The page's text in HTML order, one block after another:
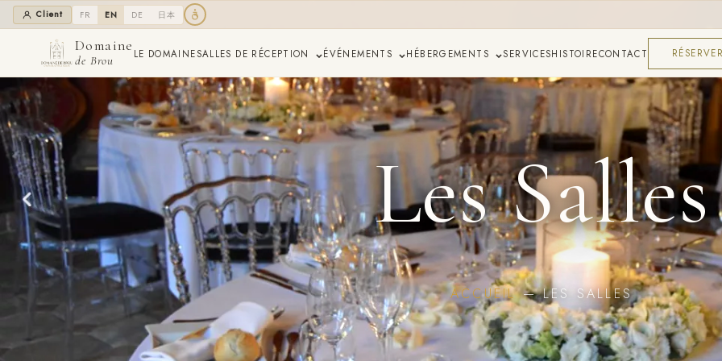
Client FR EN DE 日本
Domaine
de Brou LE DOMAINESALLES DE RÉCEPTION ÉVÉNEMENTS HÉBERGEMENTS SERVICESHISTOIRECONTACT
Les Salles
ACCUEIL— LES SALLES